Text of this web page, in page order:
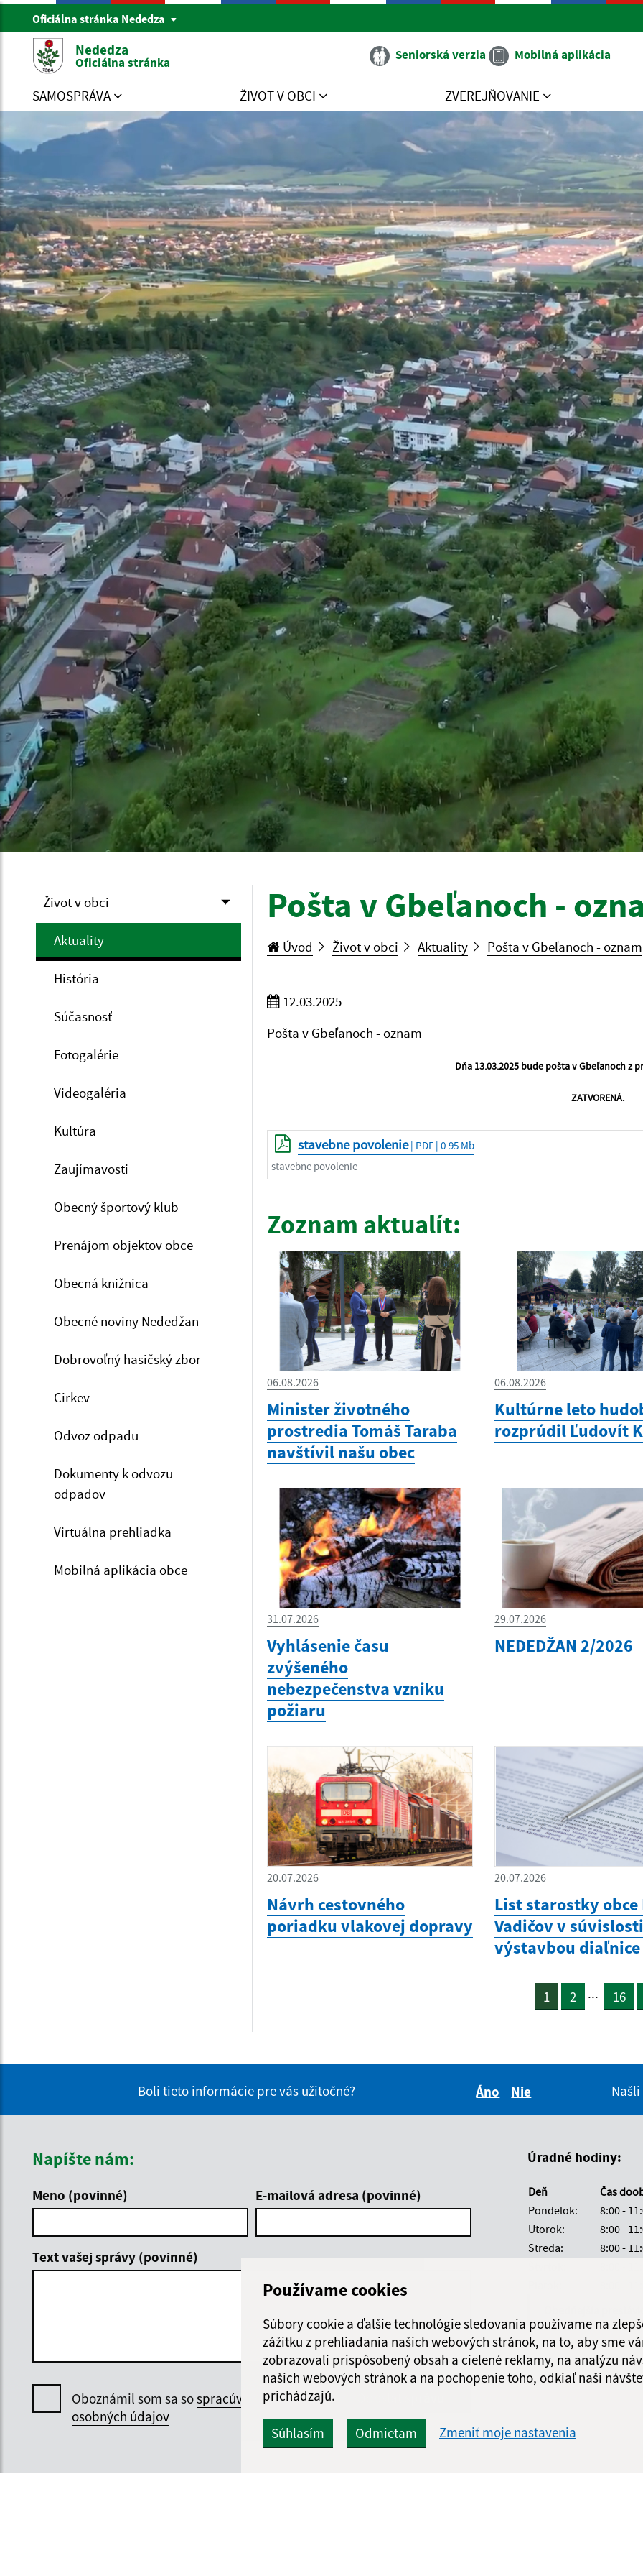
Používame cookies
Súbory cookie a ďalšie technológie sledovania používame na
zážitku z prehliadania našich webových stránok, na to, aby sme
zobrazovali prispôsobený obsah a cielené reklamy, na analýzu
našich webových stránok a na pochopenie toho, odkiaľ naši
prichádzajú.
Súhlasím Odmietam Zmeniť moje nastavenia
Oficiálna stránka Nededza
Nededza
Oficiálna stránka Seniorská verzia Mobilná aplikácia
SAMOSPRÁVA ŽIVOT V OBCI ZVEREJŇOVANIE
Život v obci
Aktuality
História
Súčasnosť
Fotogalérie
Videogaléria
Kultúra
Zaujímavosti
Obecný športový klub
Prenájom objektov obce
Obecná knižnica
Obecné noviny Nededžan
Dobrovoľný hasičský zbor
Cirkev
Odvoz odpadu
Dokumenty k odvozu
odpadov
Virtuálna prehliadka
Mobilná aplikácia obce
Pošta v Gbeľanoch -
Úvod Život v obci Aktuality Pošta v Gbeľanoch - oznam
12.03.2025
Pošta v Gbeľanoch - oznam
Dňa 13.03.2025 bude pošta v Gbeľanoch z
ZATVORENÁ.
stavebne povolenie| PDF | 0.95 Mb
stavebne povolenie
Zoznam aktualít:
06.08.2026
Minister životného
prostredia Tomáš Taraba
navštívil našu obec
06.08.2026
Kultúrne leto
rozprúdil Ľudovít
31.07.2026
Vyhlásenie času
zvýšeného
nebezpečenstva vzniku
požiaru
29.07.2026
NEDEDŽAN 2/2026
20.07.2026
Návrh cestovného
poriadku vlakovej dopravy
20.07.2026
List starostky
Vadičov v
výstavbou diaľnice
1 2 ... 16
Boli tieto informácie pre vás užitočné?
Áno
Nie
Napíšte nám:
Meno (povinné) E-mailová adresa (povinné)
Text vašej správy (povinné)
Oboznámil som sa sospracúvaním
osobných údajov
Google reCaptcha Response
Úradné hodiny:
Deň
Čas
Pondelok:
8:00 -
Utorok:
8:00 -
Streda:
8:00 -